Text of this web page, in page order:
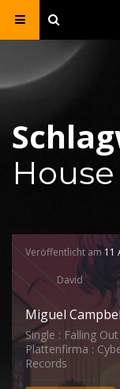
House
Veröffentlicht am 11
David
Miguel
Single : Falling
Plattenfirma :
Records